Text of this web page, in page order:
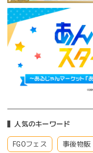
人気のキーワード
FGOフェス 事後物販